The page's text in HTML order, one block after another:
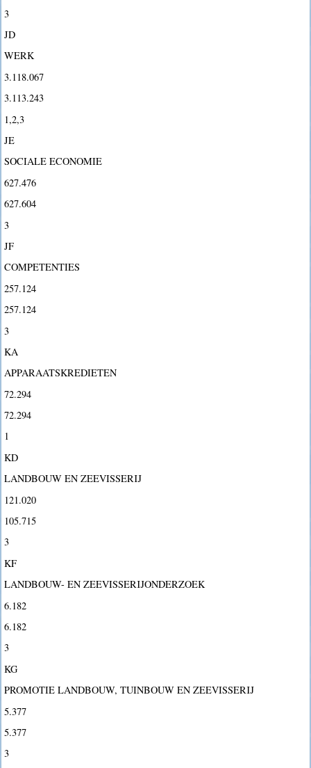
3
JD
WERK
3.118.067
3.113.243
1,2,3
JE
SOCIALE ECONOMIE
627.476
627.604
3
JF
COMPETENTIES
257.124
257.124
3
KA
APPARAATSKREDIETEN
72.294
72.294
1
KD
LANDBOUW EN ZEEVISSERIJ
121.020
105.715
3
KF
LANDBOUW- EN ZEEVISSERIJONDERZOEK
6.182
6.182
3
KG
PROMOTIE LANDBOUW, TUINBOUW EN ZEEVISSERIJ
5.377
5.377
3